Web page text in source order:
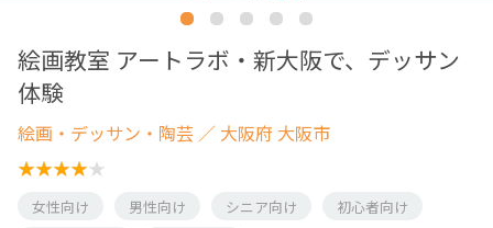
絵画教室 アートラボ・新大阪で、デッサン
体験
絵画・デッサン・陶芸 ／ 大阪府 大阪市
女性向け 男性向け シニア向け
初心者向け